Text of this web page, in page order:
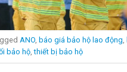
ANO, báo giá bảo hộ lao động,
bảo hộ,thiết bị bảo hộ